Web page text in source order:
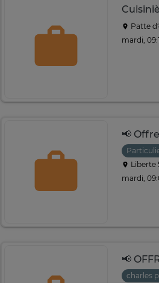
Patte
mardi,
📢
Liberte
mardi,
📢
charles